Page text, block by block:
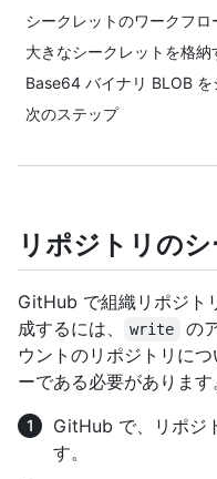
シークレットのワークフロ
大きなシークレットを格納
Base64 バイナリ BLOB
次のステップ
リポジトリの
GitHub で組織リポジト
成するには、
write
の
ウントのリポジトリに
ーである必要があります
GitHub で、リポジ
す。